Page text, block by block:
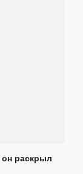
раскрыл